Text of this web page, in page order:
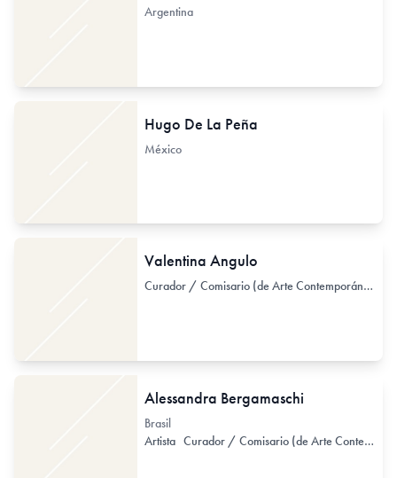
Argentina
Hugo De La Peña
México
Valentina Angulo
Curador / Comisario (de Arte Contemporáneo)
Alessandra Bergamaschi
Brasil
Artista Curador / Comisario (de Arte Contemporáneo)